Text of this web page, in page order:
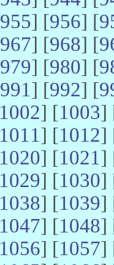
955] [956] [
967] [968] [
979] [980] [
991] [992] [
1002] [1003]
1011] [1012]
1020] [1021]
1029] [1030]
1038] [1039]
1047] [1048]
1056] [1057]